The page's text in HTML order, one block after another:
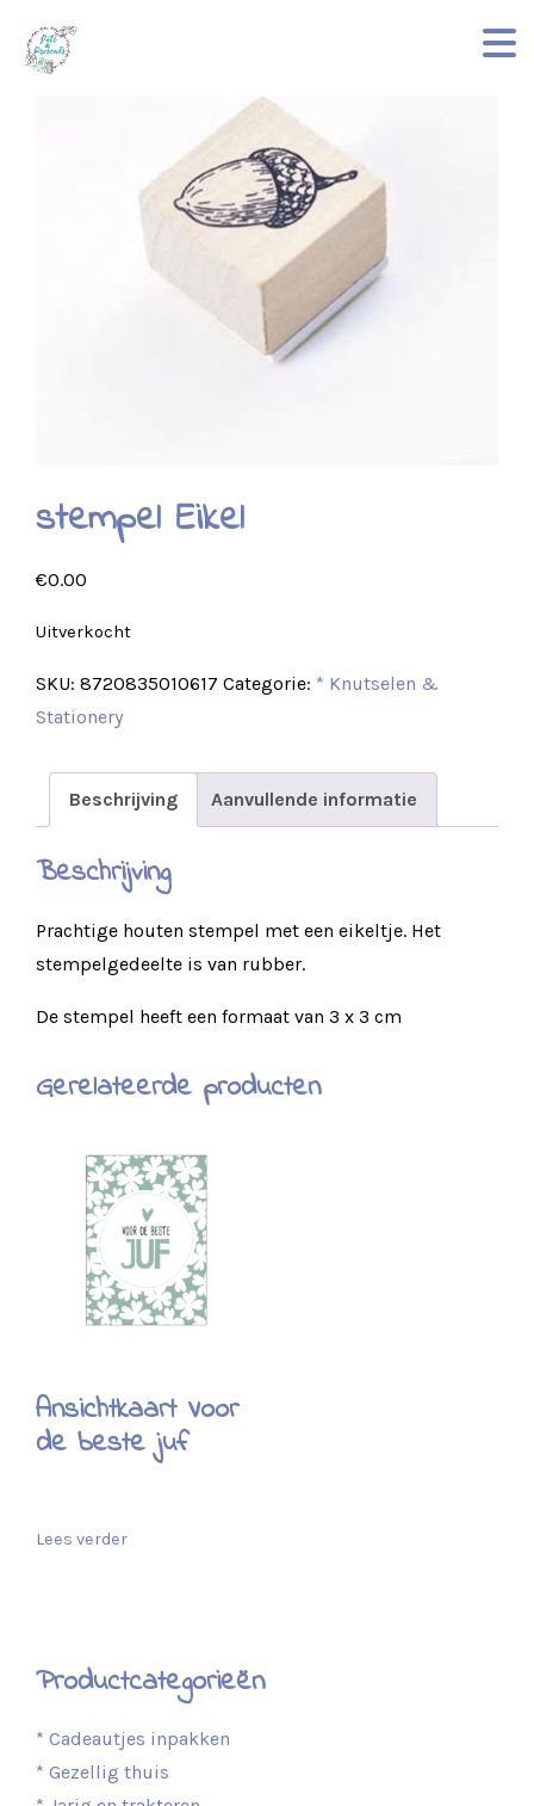
stempel Eikel
€0.00
Uitverkocht
SKU: 8720835010617 Categorie: * Knutselen &
Stationery
Beschrijving Aanvullende informatie
Beschrijving
Prachtige houten stempel met een eikeltje. Het
stempelgedeelte is van rubber.
De stempel heeft een formaat van 3 x 3 cm
Gerelateerde producten
Ansichtkaart Voor
de beste juf
Lees verder
Productcategorieën
* Cadeautjes inpakken
* Gezellig thuis